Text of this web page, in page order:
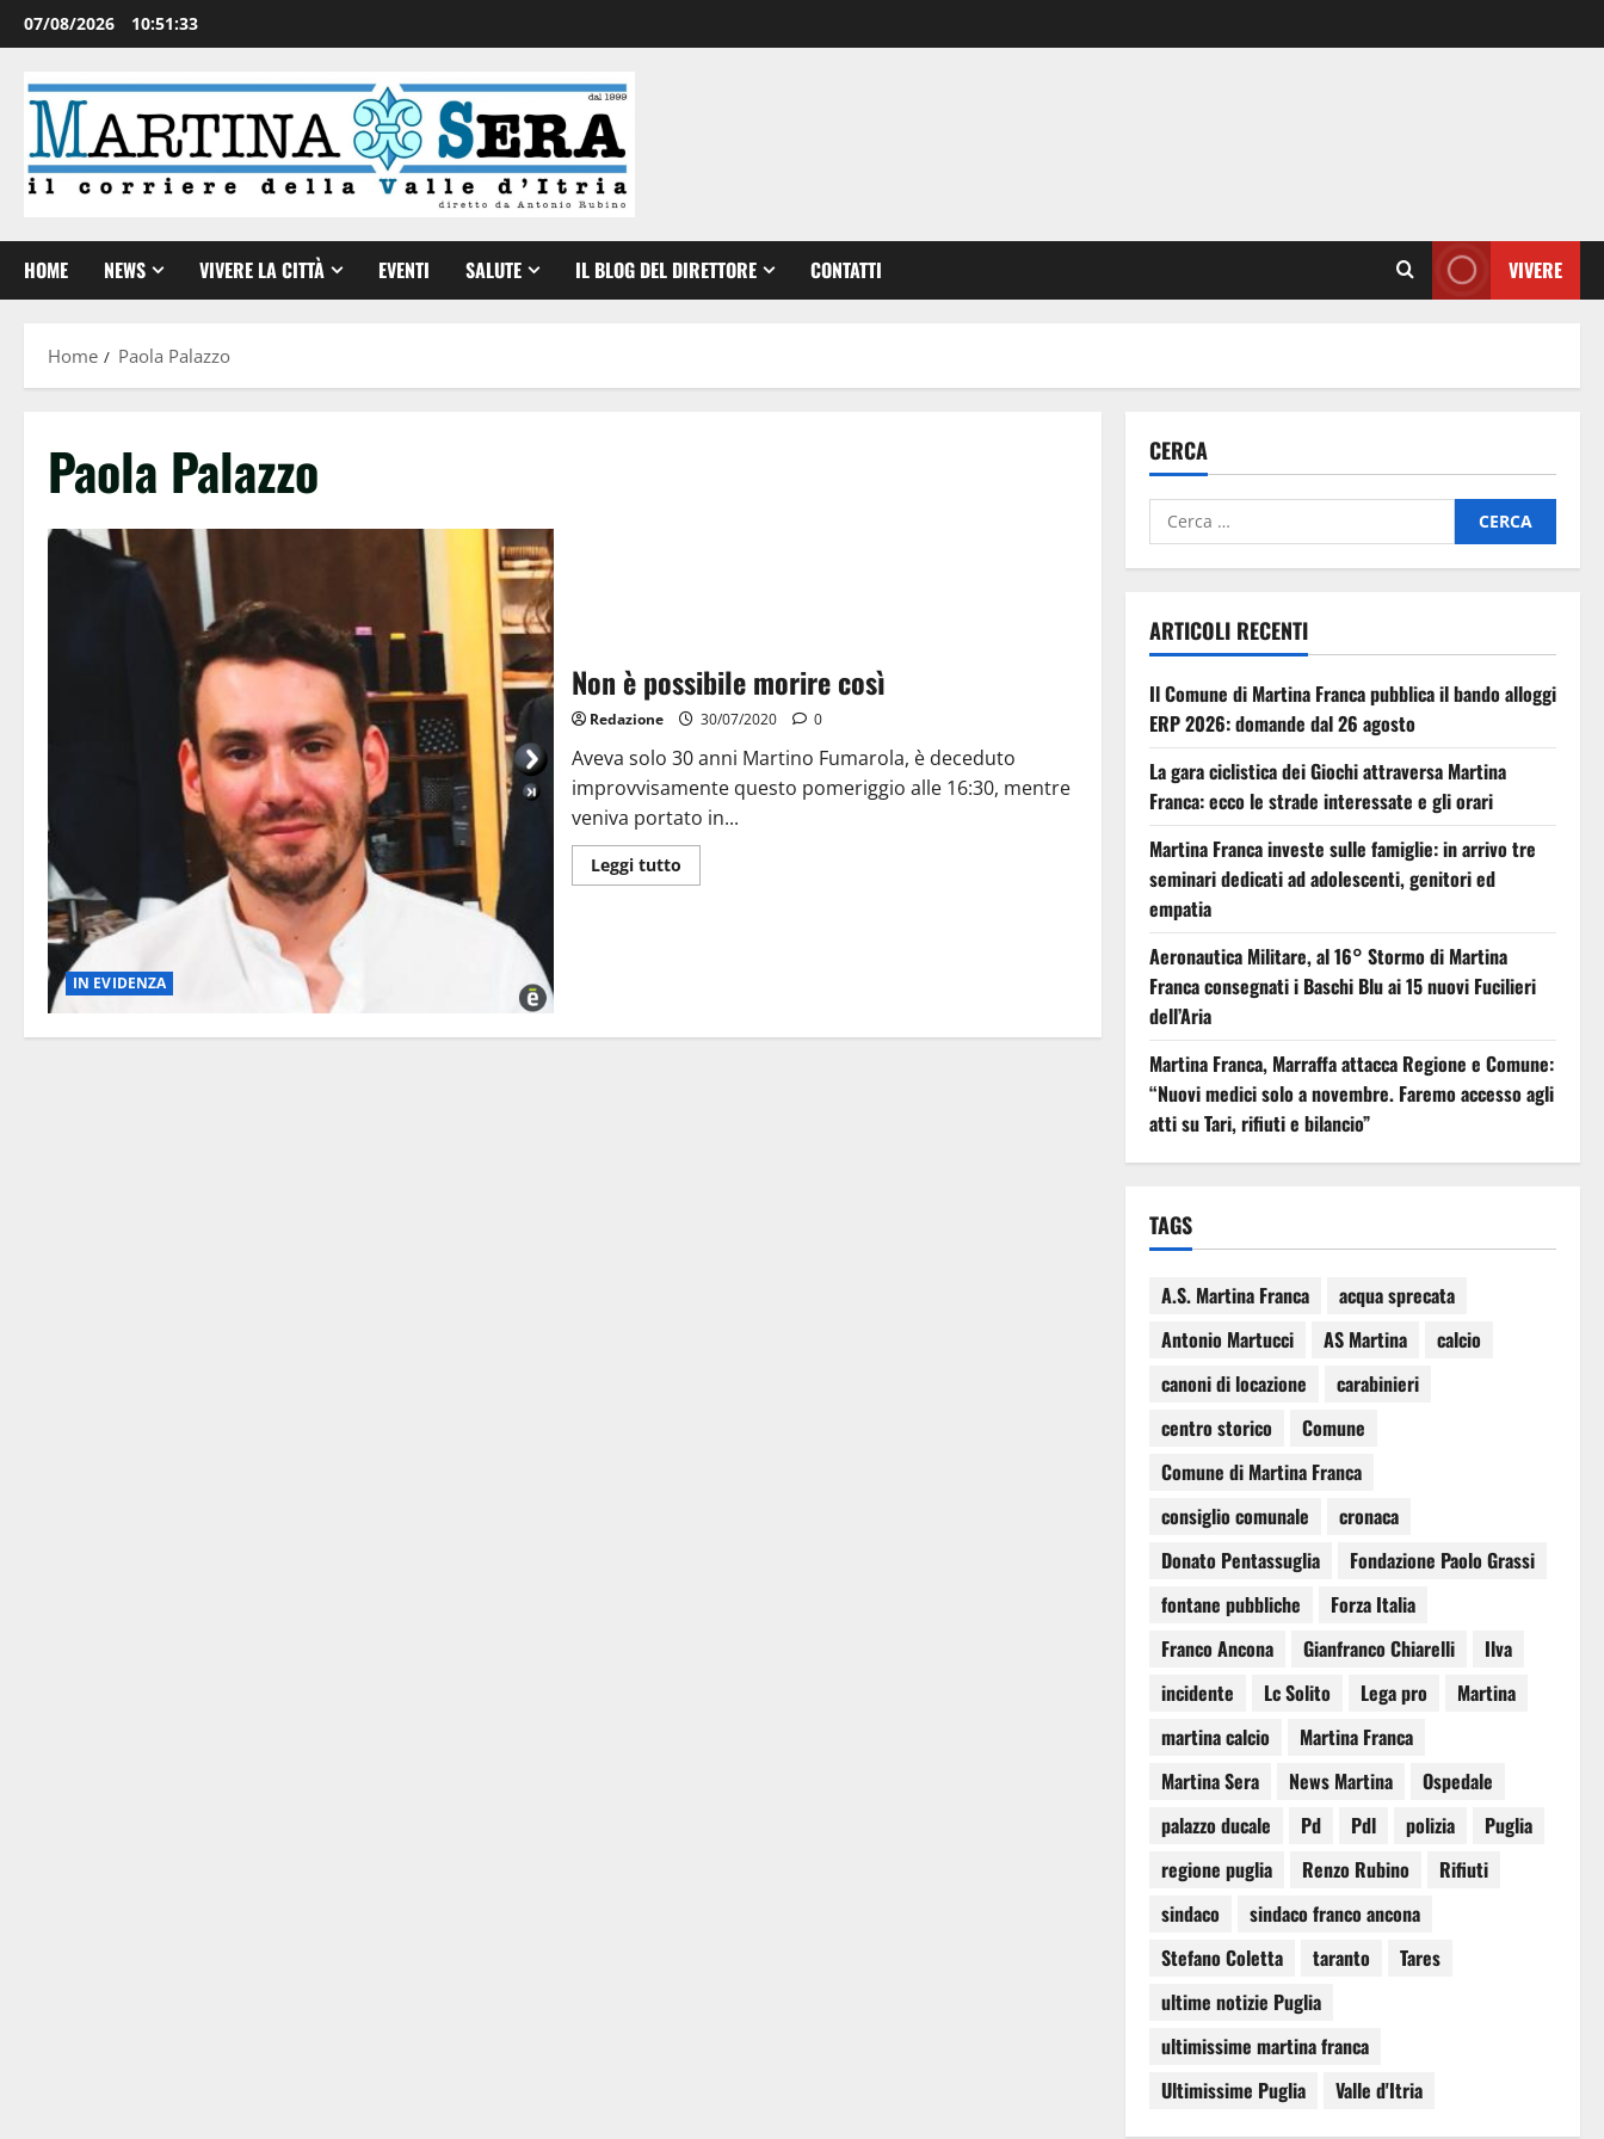
07/08/2026 10:51:34
HOME NEWS VIVERE LA CITTÀ EVENTI SALUTE IL BLOG DEL DIRETTORE CONTATTI VIVERE
Home Paola Palazzo
Paola Palazzo
IN EVIDENZA
Non è possibile morire così
Redazione 30/07/2020 0
Aveva solo 30 anni Martino Fumarola, è deceduto
improvvisamente questo pomeriggio alle 16:30, mentre
veniva portato in...
Leggi tutto
CERCA
ARTICOLI RECENTI
Il Comune di Martina Franca pubblica il bando alloggi
ERP 2026: domande dal 26 agosto
La gara ciclistica dei Giochi attraversa Martina
Franca: ecco le strade interessate e gli orari
Martina Franca investe sulle famiglie: in arrivo tre
seminari dedicati ad adolescenti, genitori ed
empatia
Aeronautica Militare, al 16° Stormo di Martina
Franca consegnati i Baschi Blu ai 15 nuovi Fucilieri
dell’Aria
Martina Franca, Marraffa attacca Regione e Comune:
“Nuovi medici solo a novembre. Faremo accesso agli
atti su Tari, rifiuti e bilancio”
TAGS
A.S. Martina Franca
acqua sprecata
Antonio Martucci
AS Martina
calcio
canoni di locazione
carabinieri
centro storico
Comune
Comune di Martina Franca
consiglio comunale
cronaca
Donato Pentassuglia
Fondazione Paolo Grassi
fontane pubbliche
Forza Italia
Franco Ancona
Gianfranco Chiarelli
Ilva
incidente
Lc Solito Lega pro
Martina
martina calcio
Martina Franca
Martina Sera
News Martina
Ospedale
palazzo ducale
Pd Pdl polizia
Puglia
regione puglia
Renzo Rubino
Rifiuti
sindaco
sindaco franco ancona
Stefano Coletta
taranto
Tares
ultime notizie Puglia
ultimissime martina franca
Ultimissime Puglia
Valle d'Itria